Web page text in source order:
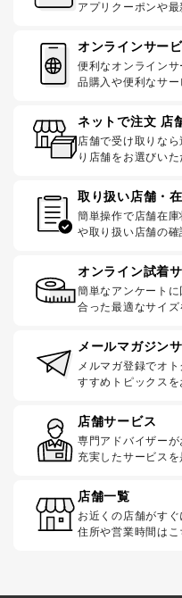
アプリクーポンや最
オンラインサー
便利なオンライン
品購入や便利なサー
ネットで注文 店
店舗で受け取りな
り店舗をお選びいた
取り扱い店舗・
簡単操作で店舗在
や取り扱い店舗の確
オンライン試着
簡単なアンケート
合った最適なサイズ
メールマガジン
メルマガ登録でオ
すすめトピックスを
店舗サービス
専門アドバイザーが
充実したサービスを
店舗一覧
お近くの店舗がすぐ
住所や営業時間はこ